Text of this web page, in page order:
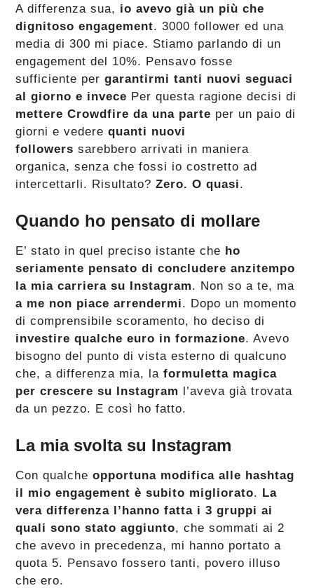
A differenza sua, io avevo già un più che
dignitoso engagement. 3000 follower ed una
media di 300 mi piace. Stiamo parlando di un
engagement del 10%. Pensavo fosse
sufficiente per garantirmi tanti nuovi seguaci
al giorno e invece Per questa ragione decisi di
mettere Crowdfire da una parte per un paio di
giorni e vederequanti nuovi
followers sarebbero arrivati in maniera
organica, senza che fossi io costretto ad
intercettarli. Risultato?Zero. O quasi.
Quando ho pensato di mollare
E’ stato in quel preciso istante che ho
seriamente pensato di concludere anzitempo
la mia carriera su Instagram. Non so a te, ma
a me non piace arrendermi. Dopo un momento
di comprensibile scoramento, ho deciso di
investire qualche euro in formazione. Avevo
bisogno del punto di vista esterno di qualcuno
che, a differenza mia, laformuletta magica
per crescere su Instagram l’aveva già trovata
da un pezzo. E così ho fatto.
La mia svolta su Instagram
Con qualche opportuna modifica alle hashtag
il mio engagement è subito migliorato. La
vera differenza l’hanno fatta i 3 gruppi ai
quali sono stato aggiunto, che sommati ai 2
che avevo in precedenza, mi hanno portato a
quota 5. Pensavo fossero tanti, povero illuso
che ero.